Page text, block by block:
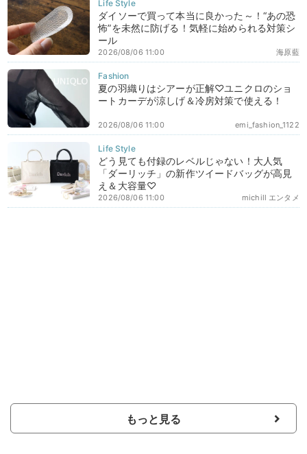
ダイソーで買って本当に良かった～！“あの恐
怖”を未然に防げる！気軽に始められる対策シ
ール
海原藍
2026/08/06 11:00
夏の羽織りはシアーが正解♡ユニクロのショ
ートカーデが涼しげ＆冷房対策で使える！
emi_fashion_1122
2026/08/06 11:00
どう見ても付録のレベルじゃない！大人気
「ダーリッチ」の新作ツイードバッグが高見
え＆大容量♡
michill エンタメ
2026/08/06 11:00
もっと見る